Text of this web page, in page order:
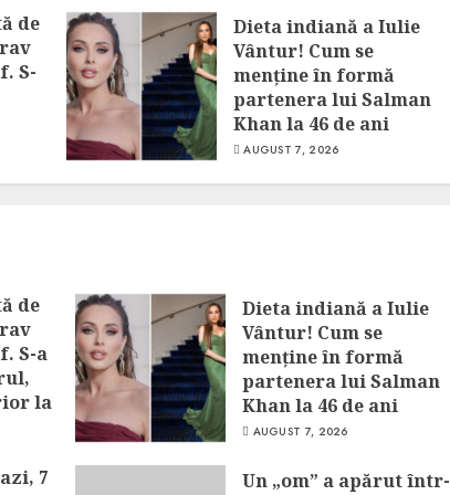
de
S-
Dieta indiană a Iulie
Vântur! Cum se
menține în formă
partenera lui Salman
Khan la 46 de ani
AUGUST 7, 2026
de
S-a
la
Dieta indiană a Iulie
Vântur! Cum se
menține în formă
partenera lui Salman
Khan la 46 de ani
AUGUST 7, 2026
7
Un „om” a apărut într-